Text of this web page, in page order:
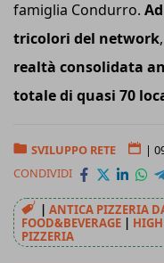
famiglia Condurro.
tricolori del network
realtà consolidata
totale di quasi 70
SVILUPPO RETE |
CONDIVIDI
| ANTICA PIZZERIA
FOOD&BEVERAGE | HIGH
PIZZERIA